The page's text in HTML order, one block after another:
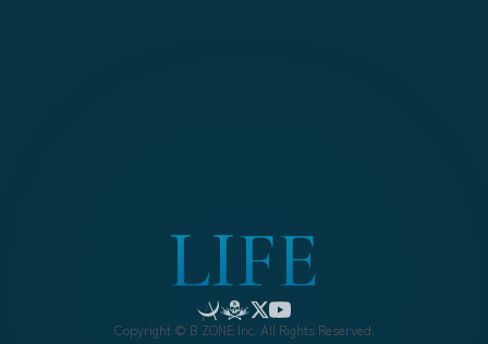
LIFE
Copyright © B ZONE Inc. All Rights Reserved.